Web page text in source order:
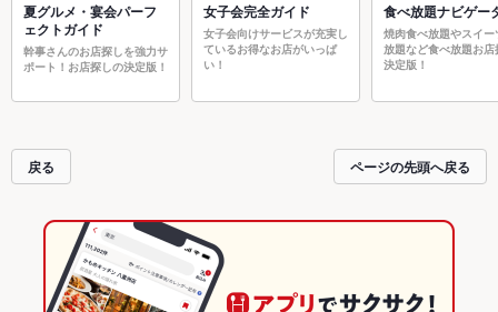
夏グルメ・宴会パーフ
ェクトガイド
幹事さんのお店探しを強力サ
ポート！お店探しの決定版！
女子会完全ガイド
女子会向けサービスが充実し
ているお得なお店がいっぱ
い！
食べ放題ナビゲー
焼肉食べ放題やスイー
放題など食べ放題お店
決定版！
戻る ページの先頭へ戻る